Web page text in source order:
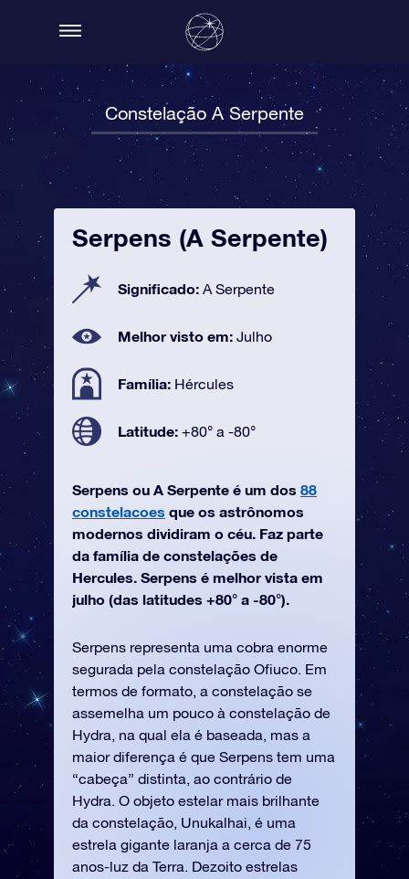
Constelação A Serpente
Serpens (A Serpente)
Significado: A Serpente
Melhor visto em: Julho
Família: Hércules
Latitude: +80° a -80°
Serpens ou A Serpente é um dos 88
constelacoes que os astrônomos
modernos dividiram o céu. Faz parte
da família de constelações de
Hercules. Serpens é melhor vista em
julho (das latitudes +80° a -80°).
Serpens representa uma cobra enorme
segurada pela constelação Ofiuco. Em
termos de formato, a constelação se
assemelha um pouco à constelação de
Hydra, na qual ela é baseada, mas a
maior diferença é que Serpens tem uma
“cabeça” distinta, ao contrário de
Hydra. O objeto estelar mais brilhante
da constelação, Unukalhai, é uma
estrela gigante laranja a cerca de 75
anos-luz da Terra. Dezoito estrelas